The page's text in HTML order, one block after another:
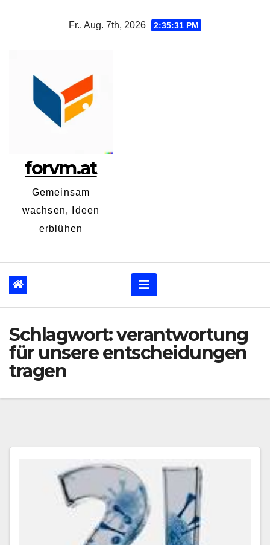
Fr.. Aug. 7th, 2026 2:35:32 PM
forvm.at
Gemeinsam
wachsen, Ideen
erblühen
Schlagwort:verantwortung
für unsere entscheidungen
tragen